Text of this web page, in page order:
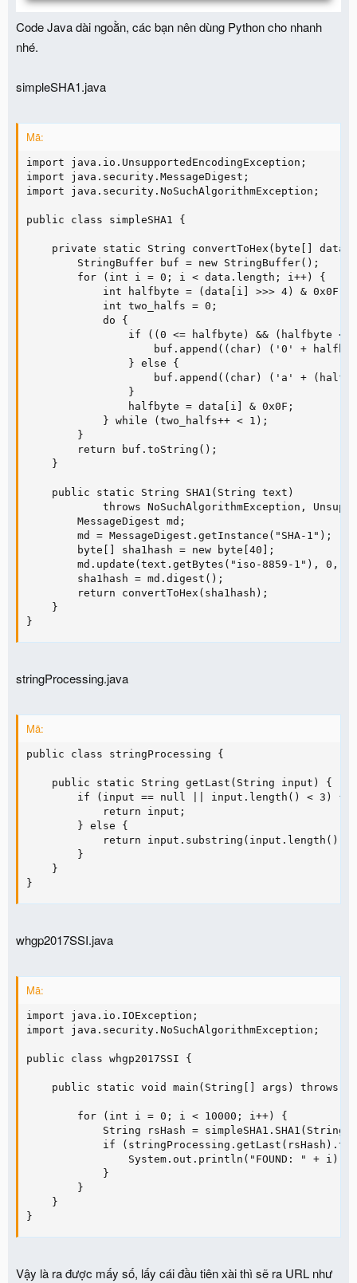
Code Java dài ngoằn, các bạn nên dùng Python cho nhanh
nhé.
simpleSHA1.java
Mã:
import java.io.UnsupportedEncodingException;
import java.security.MessageDigest;
import java.security.NoSuchAlgorithmException;
public class simpleSHA1 {
private static String convertToHex(byte[] data)
        StringBuffer buf = new StringBuffer();
        for (int i = 0; i < data.length; i++) {
            int halfbyte = (data[i] >>> 4) & 0x0F;
            int two_halfs = 0;
            do {
if ((0 <= halfbyte) && (halfbyte <=
buf.append((char) ('0' +
                } else {
buf.append((char) ('a' +
                }
                halfbyte = data[i] & 0x0F;
            } while (two_halfs++ < 1);
        }
        return buf.toString();
    }
    public static String SHA1(String text)
throws NoSuchAlgorithmException,
        MessageDigest md;
        md = MessageDigest.getInstance("SHA-1");
        byte[] sha1hash = new byte[40];
md.update(text.getBytes("iso-8859-1"), 0,
        sha1hash = md.digest();
        return convertToHex(sha1hash);
    }
}
stringProcessing.java
Mã:
public class stringProcessing {
    public static String getLast(String input) {
        if (input == null || input.length() < 3) {
            return input;
        } else {
return input.substring(input.length() -
        }
    }
}
whgp2017SSI.java
Mã:
import java.io.IOException;
import java.security.NoSuchAlgorithmException;
public class whgp2017SSI {
public static void main(String[] args) throws
        for (int i = 0; i < 10000; i++) {
String rsHash =
if
                System.out.println("FOUND: " + i);
            }
        }
    }
}
Vậy là ra được mấy số, lấy cái đầu tiên xài thì sẽ ra URL như